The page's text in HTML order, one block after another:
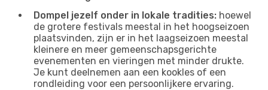
Dompel jezelf onder in lokale tradities: hoewel
de grotere festivals meestal in het hoogseizoen
plaatsvinden, zijn er in het laagseizoen meestal
kleinere en meer gemeenschapsgerichte
evenementen en vieringen met minder drukte.
Je kunt deelnemen aan een kookles of een
rondleiding voor een persoonlijkere ervaring.